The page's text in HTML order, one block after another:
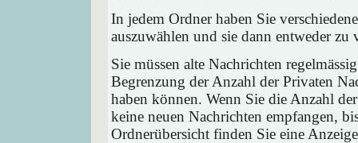
In jedem Ordner haben Sie
auszuwählen und sie dann entweder
Sie müssen alte Nachrichten
Begrenzung der Anzahl der Privaten
haben können. Wenn Sie die Anzahl
keine neuen Nachrichten empfangen,
Ordnerübersicht finden Sie eine